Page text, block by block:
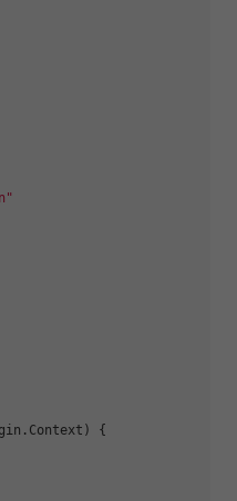
{